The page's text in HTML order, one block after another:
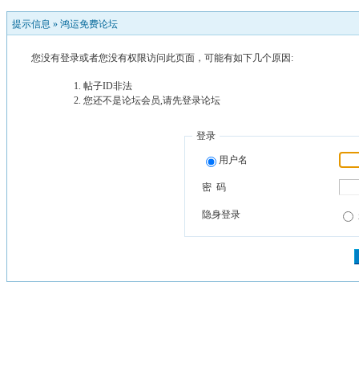
提示信息 » 鸿运免费论坛
您没有登录或者您没有权限访问此页面，可能有如下几个原因:
帖子ID非法
您还不是论坛会员,请先登录论坛
登录
用户名
密 码
隐身登录